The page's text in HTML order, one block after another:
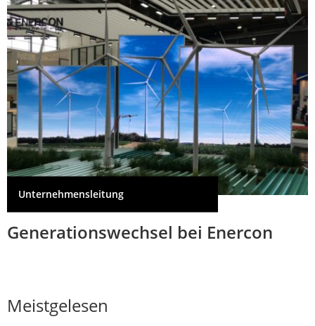
Unternehmensleitung
Generationswechsel bei Enercon
Meistgelesen